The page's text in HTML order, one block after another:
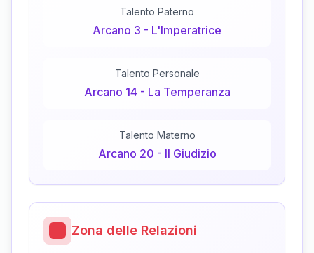
Talento Paterno
Arcano 3 - L'Imperatrice
Talento Personale
Arcano 14 - La Temperanza
Talento Materno
Arcano 20 - Il Giudizio
Zona delle Relazioni